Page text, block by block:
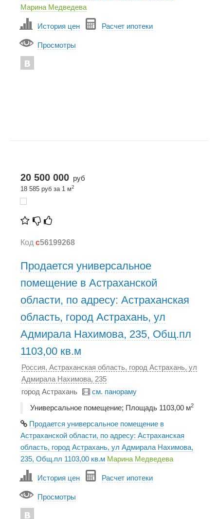
Марина Медведева
История цен Расчет ипотеки
Просмотры
20 500 000 руб
18 585 руб за 1 м2
Код c56199268
Продается универсальное
помещение в Астраханской
области, по адресу: Астраханская
область, город Астрахань, ул
Адмирала Нахимова, 235, Общ.пл
1103,00 кв.м
Россия, Астраханская область, город Астрахань, ул
Адмирала Нахимова, 235
город Астрахань
см. панораму
Универсальное помещение; Площадь 1103,00 м2
Продается универсальное помещение в
Астраханской области, по адресу: Астраханская
область, город Астрахань, ул Адмирала Нахимова,
235, Общ.пл 1103,00 кв.м Марина Медведева
История цен Расчет ипотеки
Просмотры